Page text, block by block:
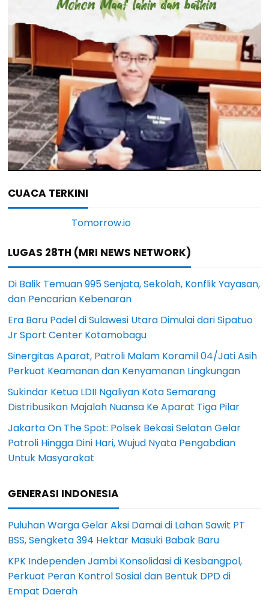
CUACA TERKINI
LUGAS 28TH (MRI NEWS NETWORK)
Di Balik Temuan 995 Senjata, Sekolah, Konflik Yayasan,
dan Pencarian Kebenaran
Era Baru Padel di Sulawesi Utara Dimulai dari Sipatuo
Jr Sport Center Kotamobagu
Sinergitas Aparat, Patroli Malam Koramil 04/Jati Asih
Perkuat Keamanan dan Kenyamanan Lingkungan
Sukindar Ketua LDII Ngaliyan Kota Semarang
Distribusikan Majalah Nuansa Ke Aparat Tiga Pilar
Jakarta On The Spot: Polsek Bekasi Selatan Gelar
Patroli Hingga Dini Hari, Wujud Nyata Pengabdian
Untuk Masyarakat
GENERASI INDONESIA
Puluhan Warga Gelar Aksi Damai di Lahan Sawit PT
BSS, Sengketa 394 Hektar Masuki Babak Baru
KPK Independen Jambi Konsolidasi di Kesbangpol,
Perkuat Peran Kontrol Sosial dan Bentuk DPD di
Empat Daerah